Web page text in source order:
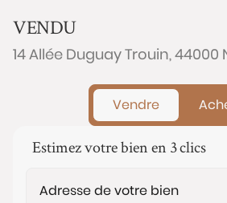
VENDU
14 Allée Duguay Trouin, 44000
Vendre
Estimez votre bien en 3 clics